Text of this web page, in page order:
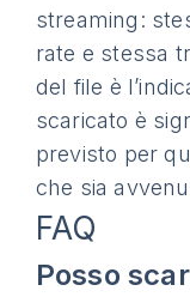
streaming:
rate e stessa
del file è
scaricato è
previsto per
che sia
FAQ
Posso